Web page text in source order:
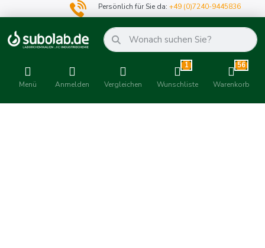
Persönlich für Sie da:+49 (0)7240-9445836
Menü Anmelden Vergleichen
1
Wunschliste
56
Warenkorb